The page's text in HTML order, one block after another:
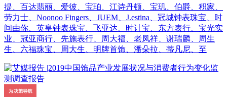
提、百达翡丽、爱彼、宝珀、江诗丹顿、宝玑、伯爵、积家、
劳力士、Noonoo Fingers、JUEM、J.estina、冠城钟表珠宝、时
间由你、英皇钟表珠宝、飞亚达、时计宝、东方表行、宝光实
业、冠亚商行、先施表行、周大福、老凤祥、谢瑞麟、周生
生、六福珠宝、周大生、明牌首饰、潘朵拉、蒂凡尼、至